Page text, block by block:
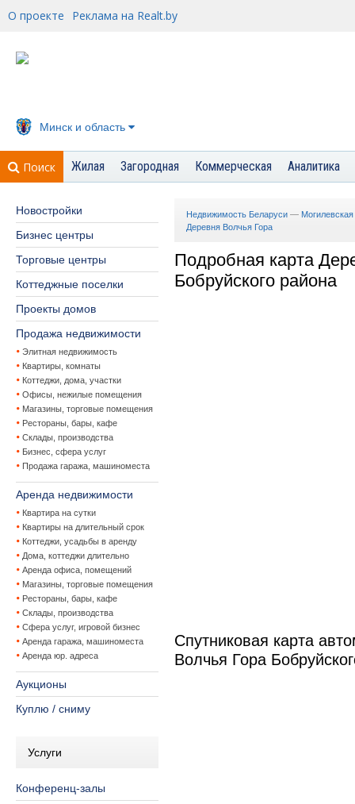
О проекте Реклама на Realt.by
Минск и область
Поиск Жилая Загородная Коммерческая Аналитика
Новостройки
Бизнес центры
Торговые центры
Коттеджные поселки
Проекты домов
Продажа недвижимости
Элитная недвижимость
Квартиры, комнаты
Коттеджи, дома, участки
Офисы, нежилые помещения
Магазины, торговые помещения
Рестораны, бары, кафе
Склады, производства
Бизнес, сфера услуг
Продажа гаража, машиноместа
Аренда недвижимости
Квартира на сутки
Квартиры на длительный срок
Коттеджи, усадьбы в аренду
Дома, коттеджи длительно
Аренда офиса, помещений
Магазины, торговые помещения
Рестораны, бары, кафе
Склады, производства
Сфера услуг, игровой бизнес
Аренда гаража, машиноместа
Аренда юр. адреса
Аукционы
Куплю / сниму
Услуги
Конференц-залы
Недвижимость Беларуси —
Деревня Волчья Гора
Подробная карта
Бобруйского района
Спутниковая карта
Волчья Гора